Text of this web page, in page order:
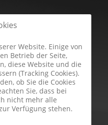
Website. Einige von
Betrieb der Seite,
diese Website und die
(Tracking Cookies).
ob Sie die Cookies
Sie, dass bei
nicht mehr alle
Verfügung stehen.